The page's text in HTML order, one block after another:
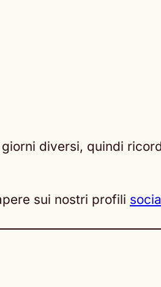
diversi, quindi
sui nostri profili